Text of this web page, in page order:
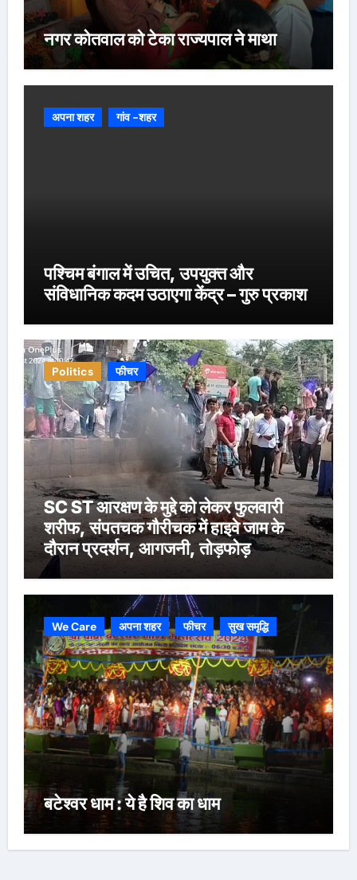
नगर कोतवाल को टेका राज्यपाल ने माथा
अपना शहर गांव -शहर
पश्चिम बंगाल में उचित, उपयुक्त और
संविधानिक कदम उठाएगा केंद्र – गुरु प्रकाश
Politics फीचर
SC ST आरक्षण के मुद्दे को लेकर फुलवारी
शरीफ, संपतचक गौरीचक में हाइवे जाम के
दौरान प्रदर्शन, आगजनी, तोड़फोड़
We Care अपना शहर फीचर सुख समृद्धि
बटेश्वर धाम : ये है शिव का धाम